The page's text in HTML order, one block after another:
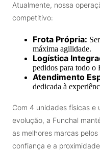
Atualmente, nossa
competitivo:
Frota Própria:
máxima agilidade.
Logística
pedidos para todo o
Atendimento
dedicada à
Com 4 unidades físicas e
evolução, a Funchal
as melhores marcas
confiança e a